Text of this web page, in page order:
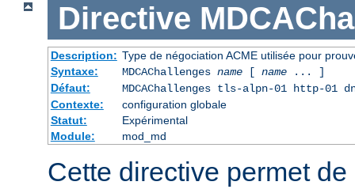
Directive
Description: Type de négociation ACME utilisée pour
Syntaxe:
MDCAChallenges name[ name... ]
Défaut:
MDCAChallenges tls-alpn-01 http-01
Contexte:
configuration globale
Statut:
Expérimental
Module:
mod_md
Cette directive permet